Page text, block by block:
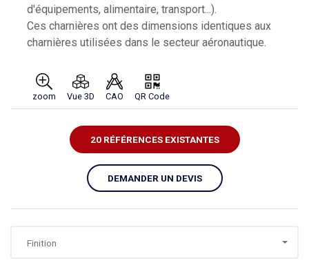
d'équipements, alimentaire, transport...).
Ces charnières ont des dimensions identiques aux
charnières utilisées dans le secteur aéronautique.
zoom Vue 3D CAO QR Code
20 RÉFÉRENCES EXISTANTES
DEMANDER UN DEVIS
Finition